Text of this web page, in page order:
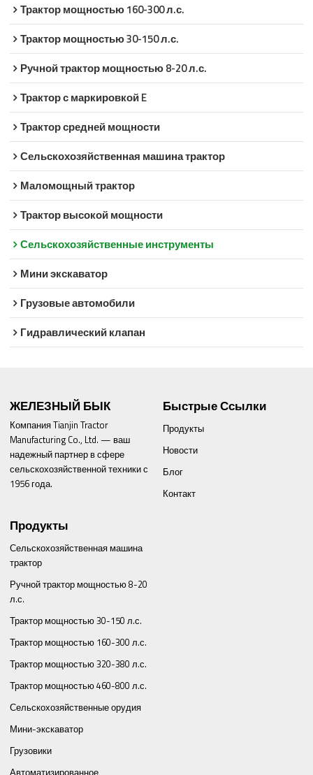
Трактор мощностью 160-300 л.с.
Трактор мощностью 30-150 л.с.
Ручной трактор мощностью 8-20 л.с.
Трактор с маркировкой E
Трактор средней мощности
Сельскохозяйственная машина трактор
Маломощный трактор
Трактор высокой мощности
Сельскохозяйственные инструменты
Мини экскаватор
Грузовые автомобили
Гидравлический клапан
ЖЕЛЕЗНЫЙ БЫК
Компания Tianjin Tractor
Manufacturing Co., Ltd. — ваш
надежный партнер в сфере
сельскохозяйственной техники с
1956 года.
Быстрые Ссылки
Продукты
Новости
Блог
Контакт
Продукты
Сельскохозяйственная машина
трактор
Ручной трактор мощностью 8-20
л.с.
Трактор мощностью 30-150 л.с.
Трактор мощностью 160-300 л.с.
Трактор мощностью 320-380 л.с.
Трактор мощностью 460-800 л.с.
Сельскохозяйственные орудия
Мини-экскаватор
Грузовики